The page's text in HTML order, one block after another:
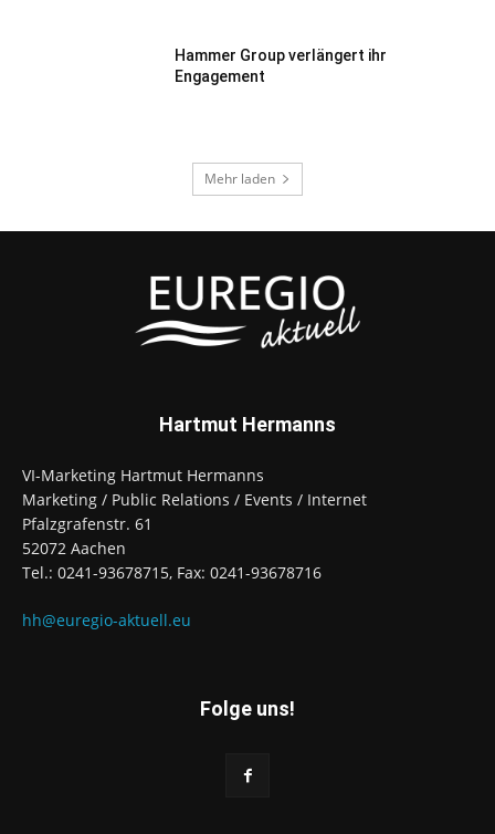
Hammer Group verlängert ihr
Engagement
Mehr laden
Hartmut Hermanns
VI-Marketing Hartmut Hermanns
Marketing / Public Relations / Events / Internet
Pfalzgrafenstr. 61
52072 Aachen
Tel.: 0241-93678715, Fax: 0241-93678716
hh@euregio-aktuell.eu
Folge uns!